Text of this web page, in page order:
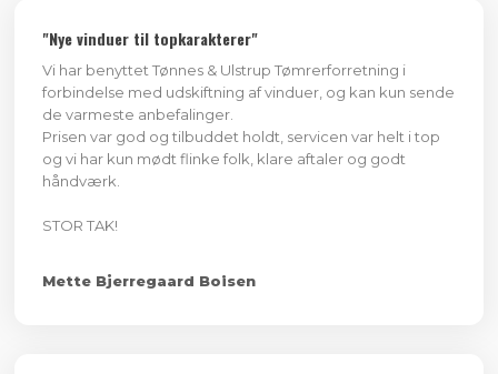
​"Nye vinduer til topkarakterer"
Vi har benyttet Tønnes & Ulstrup Tømrerforretning i
forbindelse med udskiftning af vinduer, og kan kun sende
de varmeste anbefalinger.
Prisen var god og tilbuddet holdt, servicen var helt i top
og vi har kun mødt flinke folk, klare aftaler og godt
håndværk.
STOR TAK!
​Mette Bjerregaard Boisen